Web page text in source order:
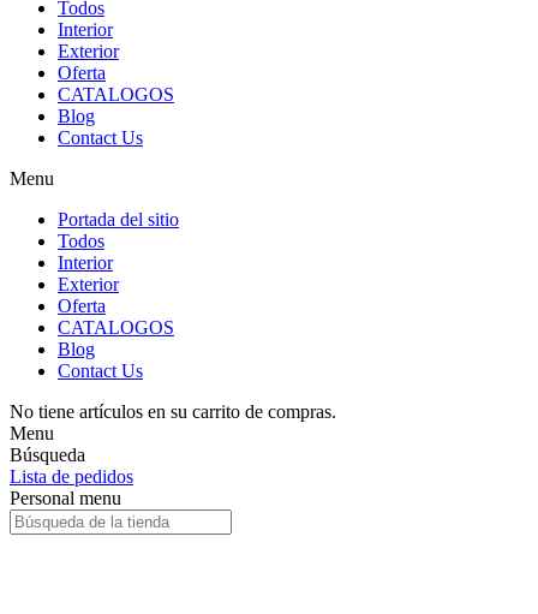
Todos
Interior
Exterior
Oferta
CATALOGOS
Blog
Contact Us
Menu
Portada del sitio
Todos
Interior
Exterior
Oferta
CATALOGOS
Blog
Contact Us
No tiene artículos en su carrito de compras.
Menu
Búsqueda
Lista de pedidos
Personal menu